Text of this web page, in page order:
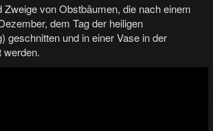
Zweige von Obstbäumen, die nach einem
dem Tag der heiligen
geschnitten und in einer Vase in der
werden.